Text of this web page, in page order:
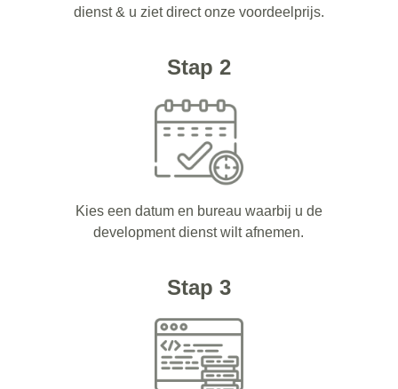
dienst & u ziet direct onze voordeelprijs.
Stap 2
Kies een datum en bureau waarbij u de
development dienst wilt afnemen.
Stap 3